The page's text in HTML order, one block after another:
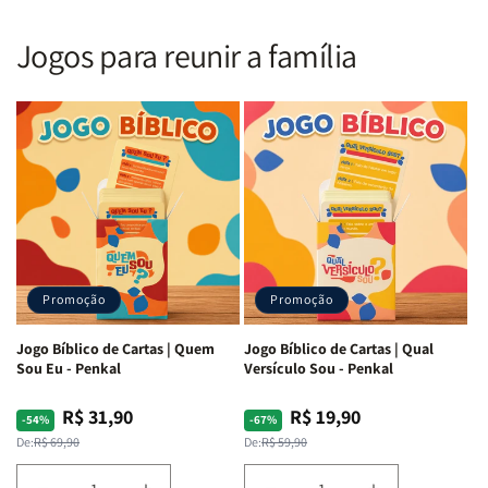
Almeida
Letra
Média
Full
Color
Brochura
Rei
Leão
Almeida
Letra
Média
&amp;
Full
Color
|
Brochura
|
Rei
Leão
PPM
|
|
Full
Color
Capa
Dura
Harpa
|
-
Cruz
Laranja
|
Full
Color
|
Capa
Dura
Harpa
|
-
Cruz
Laranja
Jogos para reunir a família
Promoção
Jogo Bíblico de Cartas | Quem
Sou Eu - Penkal
-54%
Preço
normal
De:R$ 69,90
Preço
promocional
R$ 31,90
Promoção
Jogo Bíblico de Cartas | Qual
Versículo Sou - Penkal
-67%
Preço
normal
De:R$ 59,90
Preço
promocional
R$ 19,90